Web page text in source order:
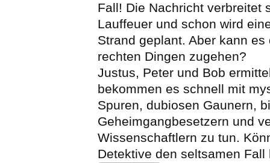
Fall! Die Nachricht verbreitet
Lauffeuer und schon wird
Strand geplant. Aber kann es
rechten Dingen zugehen?
Justus, Peter und Bob
bekommen es schnell mit
Spuren, dubiosen Gaunern,
Geheimgangbesetzern und
Wissenschaftlern zu tun.
Detektive den seltsamen Fall